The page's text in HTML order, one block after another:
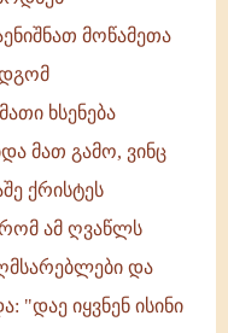
მოწამეთა
ხსენება
მათ გამო, ვინც
ქრისტეს
რომ ამ ღვაწლს
და
იყვნენ ისინი